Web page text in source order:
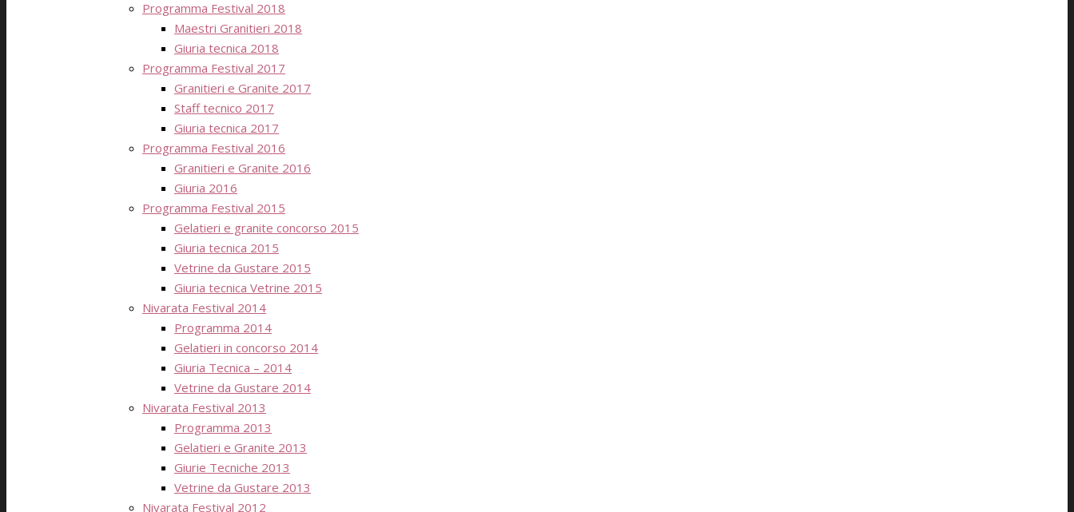
Programma Festival 2018
Maestri Granitieri 2018
Giuria tecnica 2018
Programma Festival 2017
Granitieri e Granite 2017
Staff tecnico 2017
Giuria tecnica 2017
Programma Festival 2016
Granitieri e Granite 2016
Giuria 2016
Programma Festival 2015
Gelatieri e granite concorso 2015
Giuria tecnica 2015
Vetrine da Gustare 2015
Giuria tecnica Vetrine 2015
Nivarata Festival 2014
Programma 2014
Gelatieri in concorso 2014
Giuria Tecnica – 2014
Vetrine da Gustare 2014
Nivarata Festival 2013
Programma 2013
Gelatieri e Granite 2013
Giurie Tecniche 2013
Vetrine da Gustare 2013
Nivarata Festival 2012